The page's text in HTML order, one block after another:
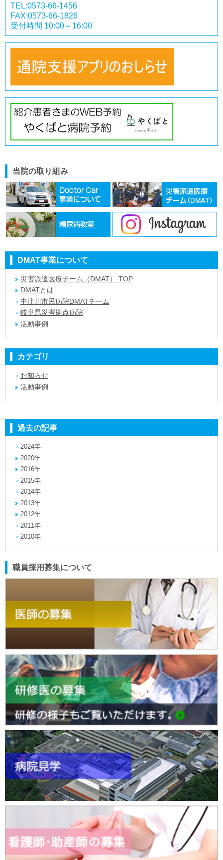
TEL:0573-66-1456
FAX:0573-66-1826
受付時間 10:00～16:00
当院の取り組み
DMAT事業について
災害派遣医療チーム（DMAT） TOP
DMATとは
中津川市民病院DMATチーム
岐阜県災害拠点病院
活動事例
カテゴリ
お知らせ
活動事例
過去の記事
2024年
2020年
2016年
2015年
2014年
2013年
2012年
2011年
2010年
職員採用募集について